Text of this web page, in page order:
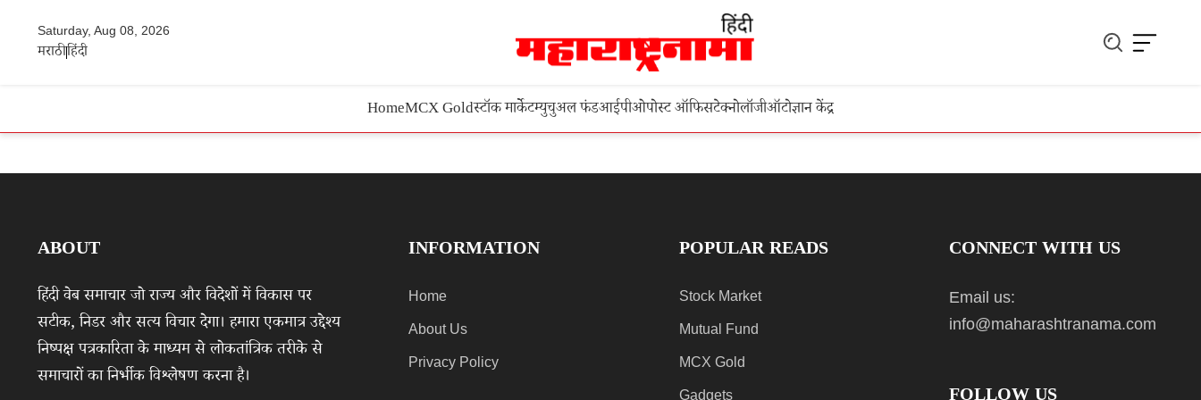
Saturday, Aug 08, 2026
मराठीहिंदी
HomeMCX Goldस्टॉक मार्केटम्युचुअल फंडआईपीओपोस्ट ऑफिसटेक्नोलॉजीऑटोज्ञान केंद्र
ABOUT
हिंदी वेब समाचार जो राज्य और विदेशों में विकास पर
सटीक, निडर और सत्य विचार देगा। हमारा एकमात्र उद्देश्य
निष्पक्ष पत्रकारिता के माध्यम से लोकतांत्रिक तरीके से
समाचारों का निर्भीक विश्लेषण करना है।
INFORMATION
Home
About Us
Privacy Policy
POPULAR READS
Stock Market
Mutual Fund
MCX Gold
Gadgets
CONNECT WITH US
Email us:
info@maharashtranama.com